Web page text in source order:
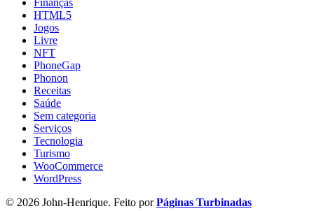
Finanças
HTML5
Jogos
Livre
NFT
PhoneGap
Phonon
Receitas
Saúde
Sem categoria
Serviços
Tecnologia
Turismo
WooCommerce
WordPress
© 2026 John-Henrique. Feito porPáginas Turbinadas